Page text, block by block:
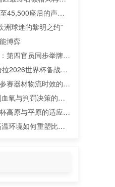
45,500座后的声场
洲球迷的黎明之约”
博弈
第四官员同步举牌，
2026世界杯备战策
赛器材物流时效的瓶
氧与判罚决策的生
高原与平原的适应博
环境如何重塑比赛